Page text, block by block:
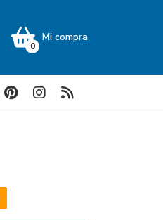
Mi compra
0